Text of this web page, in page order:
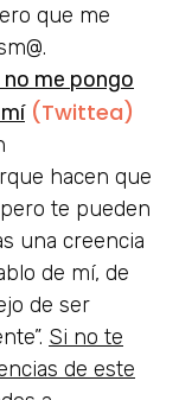
que me
no me pongo
(Twittea)
hacen que
te pueden
una creencia
de mí, de
de ser
Si no te
de este